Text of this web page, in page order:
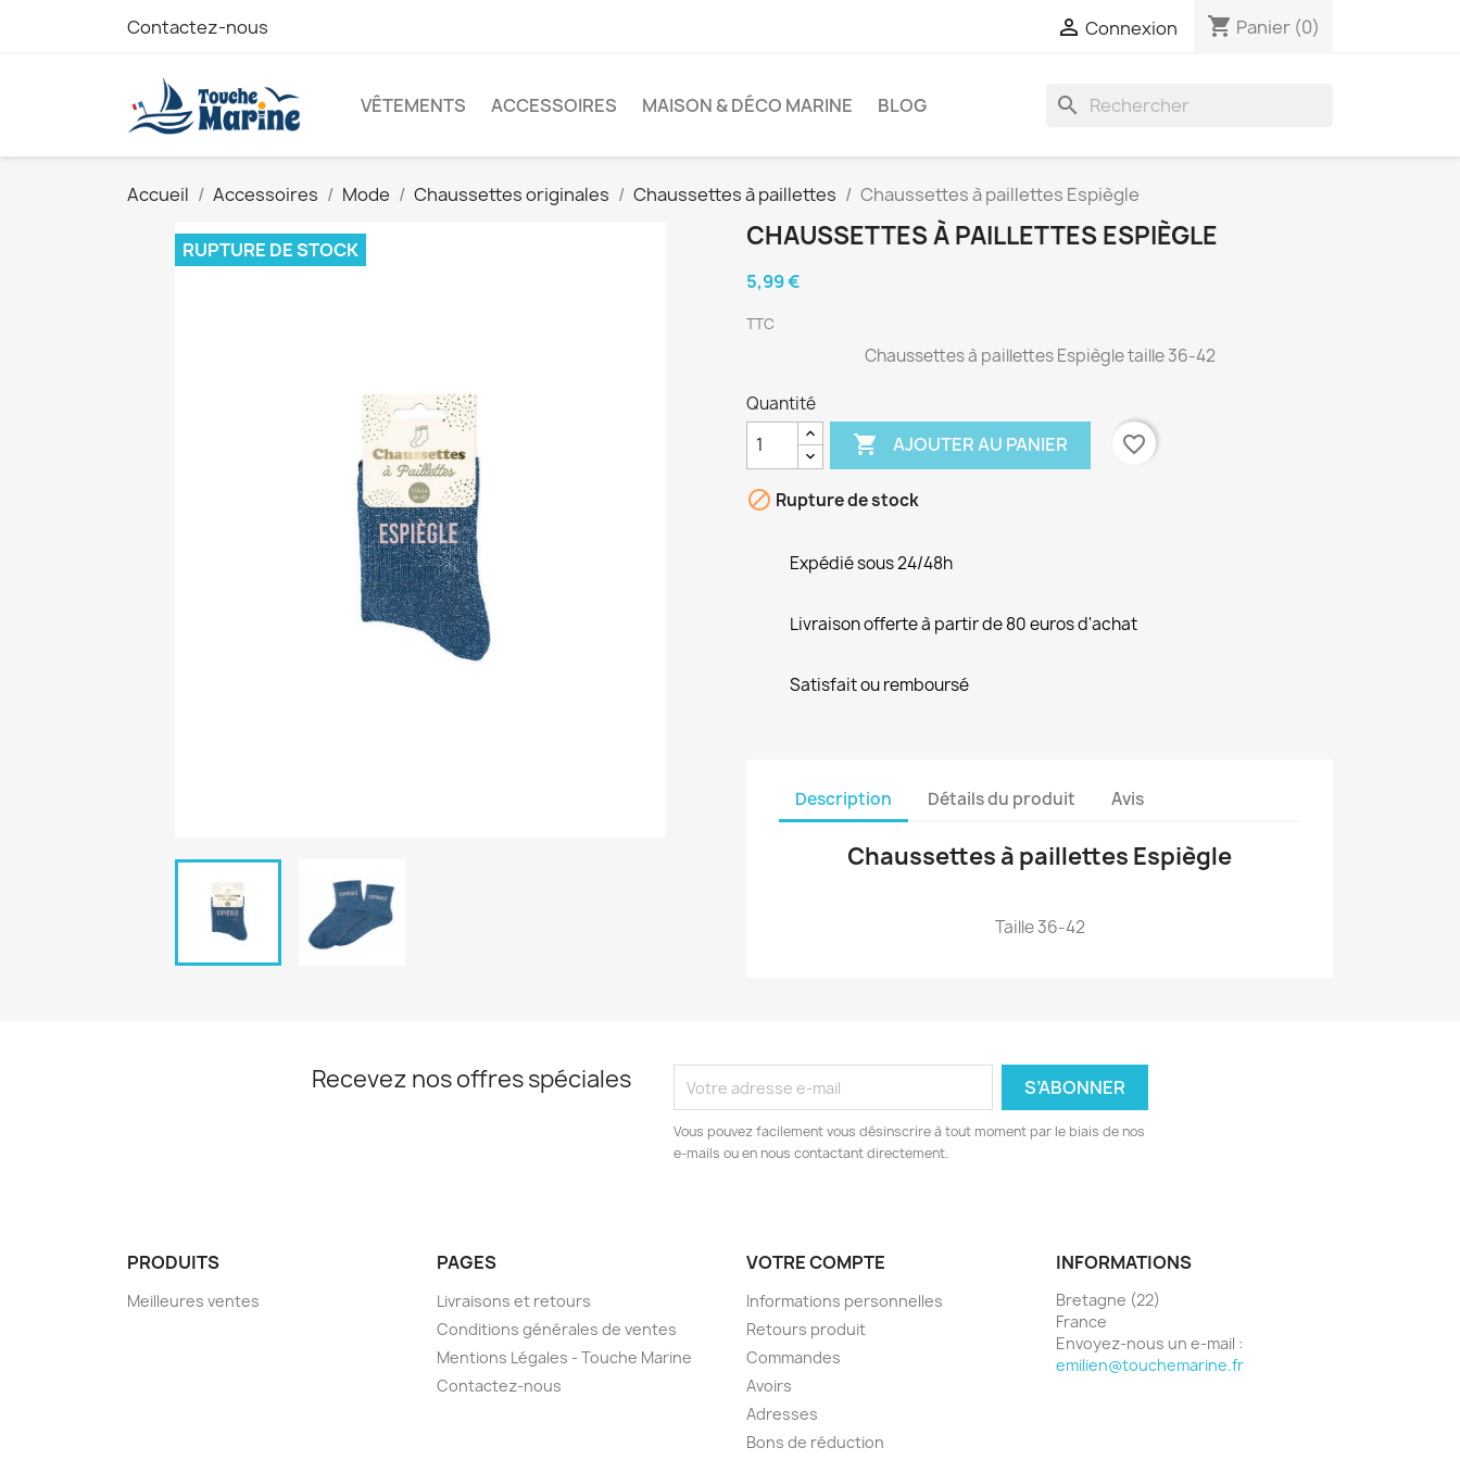
Contactez-nous  Connexion shopping_cart Panier (0)
VÊTEMENTS ACCESSOIRES MAISON & DÉCO MARINE BLOG search
Accueil Accessoires Mode Chaussettes originales Chaussettes à paillettes Chaussettes à paillettes Espiègle
RUPTURE DE STOCK CHAUSSETTES À PAILLETTES ESPIÈGLE
5,99 €
TTC
Chaussettes à paillettes Espiègle taille 36-42
Quantité
 AJOUTER AU PANIER favorite_border
 Rupture de stock
Expédié sous 24/48h
Livraison offerte à partir de 80 euros d'achat
Satisfait ou remboursé
Description Détails du produit Avis
Chaussettes à paillettes Espiègle
Taille 36-42
Recevez nos offres spéciales
Vous pouvez facilement vous désinscrire à tout moment par le biais de nos
e-mails ou en nous contactant directement.
PRODUITS
Meilleures ventes
PAGES
Livraisons et retours
Conditions générales de ventes
Mentions Légales - Touche Marine
Contactez-nous
VOTRE COMPTE
Informations personnelles
Retours produit
Commandes
Avoirs
Adresses
Bons de réduction
INFORMATIONS
Bretagne (22)
France
Envoyez-nous un e-mail :
emilien@touchemarine.fr